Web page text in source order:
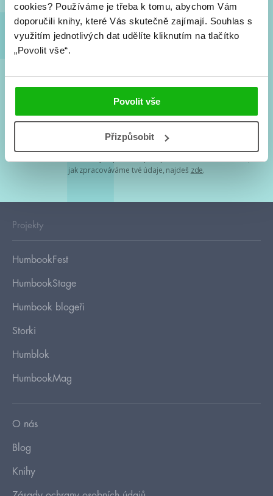
cookies? Používáme je třeba k tomu, abychom Vám
doporučili knihy, které Vás skutečně zajímají. Souhlas s
využitím jednotlivých dat udělíte kliknutím na tlačítko
„Povolit vše“.
Povolit vše
Přizpůsobit
Souhlasím spodmínkami zpracování osobních údajů
Tvá e-mailová adresa je u nás v bezpečí. Přečti si
jak zpracováváme tvé údaje, najdeš zde.
Projekty
HumbookFest
HumbookStage
Humbook blogeři
Storki
Humblok
HumbookMag
O nás
Blog
Knihy